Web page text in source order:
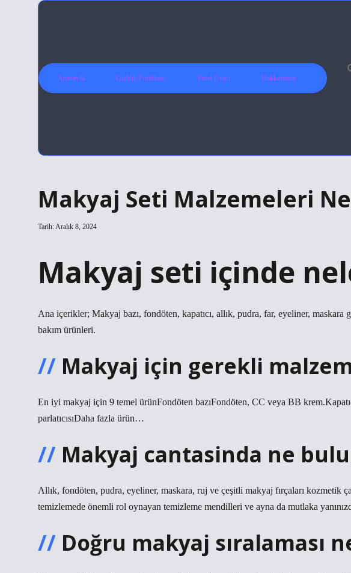
Anasayfa Gizlilik Politikası Yasal Uyarı Hakkımızda
Makyaj Seti Malzemeleri
Tarih: Aralık 8, 2024
Makyaj seti içinde
Ana içerikler; Makyaj bazı, fondöten, kapatıcı, allık, pudra, far, eyeliner,
bakım ürünleri.
Makyaj için gerekli
En iyi makyaj için 9 temel ürünFondöten bazıFondöten, CC veya BB
parlatıcısıDaha fazla ürün…
Makyaj cantasinda ne
Allık, fondöten, pudra, eyeliner, maskara, ruj ve çeşitli makyaj fırçaları kozmetik
temizlemede önemli rol oynayan temizleme mendilleri ve ayna da mutlaka
Doğru makyaj sıralaması